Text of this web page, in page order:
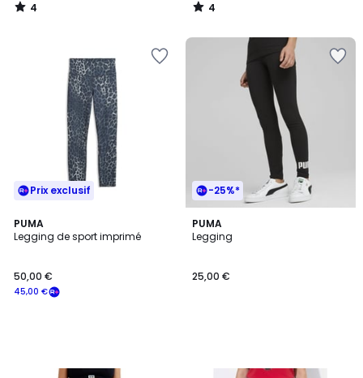
4
/
4
/
Prix exclusif
PUMA
Legging de sport imprimé
45,00 €
50,00 €
-25%*
PUMA
Legging
25,00 €